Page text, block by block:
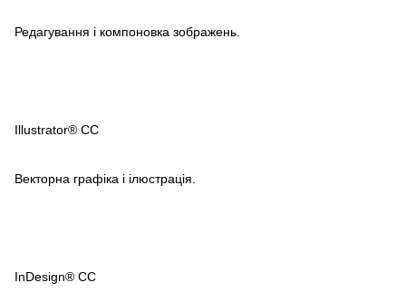
Редагування і компоновка зображень.
Illustrator® CC
Векторна графіка і ілюстрація.
InDesign® CC